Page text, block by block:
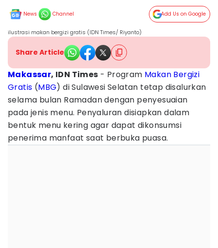
News Channel Add Us on Google
ilustrasi makan bergizi gratis (IDN Times/ Riyanto)
Share Article
Makassar, IDN Times - Program Makan Bergizi
Gratis (MBG) di Sulawesi Selatan tetap disalurkan
selama bulan Ramadan dengan penyesuaian
pada jenis menu. Penyaluran disiapkan dalam
bentuk menu kering agar dapat dikonsumsi
penerima manfaat saat berbuka puasa.